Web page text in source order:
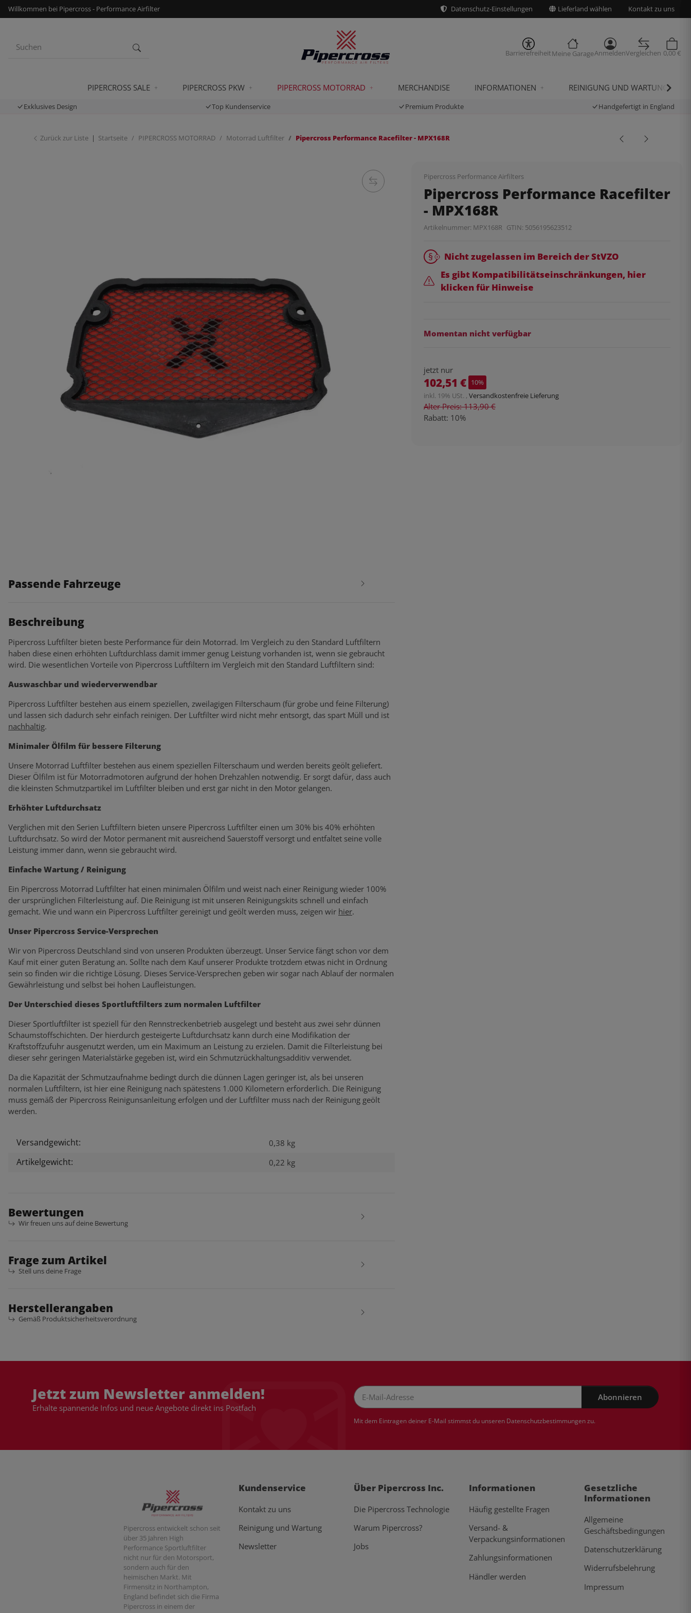
Willkommen bei Pipercross - Performance Airfilter Datenschutz-Einstellungen Lieferland wählen Kontakt zu uns
BarrierefreiheitMeine GarageAnmeldenVergleichen 0,00 €
PIPERCROSS SALE PIPERCROSS PKW PIPERCROSS MOTORRAD MERCHANDISE INFORMATIONEN REINIGUNG UND WARTUNG
Exklusives Design Top Kundenservice Premium Produkte Handgefertigt in England
Zurück zur Liste Startseite PIPERCROSS MOTORRAD Motorrad Luftfilter Pipercross Performance Racefilter - MPX168R
Pipercross Performance Airfilters
Pipercross Performance Racefilter
- MPX168R
Artikelnummer: MPX168R GTIN: 5056195623512
Nicht zugelassen im Bereich der StVZO
Es gibt Kompatibilitätseinschränkungen, hier
klicken für Hinweise
Momentan nicht verfügbar
jetzt nur
102,51 € 10%
inkl. 19% USt. , Versandkostenfreie Lieferung
Alter Preis: 113,90 €
Rabatt: 10%
Passende Fahrzeuge
Beschreibung
Pipercross Luftfilter bieten beste Performance für dein Motorrad. Im Vergleich zu den Standard Luftfiltern
haben diese einen erhöhten Luftdurchlass damit immer genug Leistung vorhanden ist, wenn sie gebraucht
wird. Die wesentlichen Vorteile von Pipercross Luftfiltern im Vergleich mit den Standard Luftfiltern sind:
Auswaschbar und wiederverwendbar
Pipercross Luftfilter bestehen aus einem speziellen, zweilagigen Filterschaum (für grobe und feine Filterung)
und lassen sich dadurch sehr einfach reinigen. Der Luftfilter wird nicht mehr entsorgt, das spart Müll und ist
nachhaltig.
Minimaler Ölfilm für bessere Filterung
Unsere Motorrad Luftfilter bestehen aus einem speziellen Filterschaum und werden bereits geölt geliefert.
Dieser Ölfilm ist für Motorradmotoren aufgrund der hohen Drehzahlen notwendig. Er sorgt dafür, dass auch
die kleinsten Schmutzpartikel im Luftfilter bleiben und erst gar nicht in den Motor gelangen.
Erhöhter Luftdurchsatz
Verglichen mit den Serien Luftfiltern bieten unsere Pipercross Luftfilter einen um 30% bis 40% erhöhten
Luftdurchsatz. So wird der Motor permanent mit ausreichend Sauerstoff versorgt und entfaltet seine volle
Leistung immer dann, wenn sie gebraucht wird.
Einfache Wartung / Reinigung
Ein Pipercross Motorrad Luftfilter hat einen minimalen Ölfilm und weist nach einer Reinigung wieder 100%
der ursprünglichen Filterleistung auf. Die Reinigung ist mit unseren Reinigungskits schnell und einfach
gemacht. Wie und wann ein Pipercross Luftfilter gereinigt und geölt werden muss, zeigen wir hier.
Unser Pipercross Service-Versprechen
Wir von Pipercross Deutschland sind von unseren Produkten überzeugt. Unser Service fängt schon vor dem
Kauf mit einer guten Beratung an. Sollte nach dem Kauf unserer Produkte trotzdem etwas nicht in Ordnung
sein so finden wir die richtige Lösung. Dieses Service-Versprechen geben wir sogar nach Ablauf der normalen
Gewährleistung und selbst bei hohen Laufleistungen.
Der Unterschied dieses Sportluftfilters zum normalen Luftfilter
Dieser Sportluftfilter ist speziell für den Rennstreckenbetrieb ausgelegt und besteht aus zwei sehr dünnen
Schaumstoffschichten. Der hierdurch gesteigerte Luftdurchsatz kann durch eine Modifikation der
Kraftstoffzufuhr ausgenutzt werden, um ein Maximum an Leistung zu erzielen. Damit die Filterleistung bei
dieser sehr geringen Materialstärke gegeben ist, wird ein Schmutzrückhaltungsadditiv verwendet.
Da die Kapazität der Schmutzaufnahme bedingt durch die dünnen Lagen geringer ist, als bei unseren
normalen Luftfiltern, ist hier eine Reinigung nach spätestens 1.000 Kilometern erforderlich. Die Reinigung
muss gemäß der Pipercross Reinigunsanleitung erfolgen und der Luftfilter muss nach der Reinigung geölt
werden.
Produkteigenschaft
Wert
Versandgewicht: 0,38 kg
Artikelgewicht: 0,22 kg
Bewertungen
Wir freuen uns auf deine Bewertung
Frage zum Artikel
Stell uns deine Frage
Herstellerangaben
Gemäß Produktsicherheitsverordnung
Jetzt zum Newsletter anmelden!
Erhalte spannende Infos und neue Angebote direkt ins Postfach
Abonnieren
Mit dem Eintragen deiner E-Mail stimmst du unseren Datenschutzbestimmungenzu.
Pipercross entwickelt schon seit
über 35 Jahren High
Performance Sportluftfilter
nicht nur für den Motorsport,
sondern auch für den
heimischen Markt. Mit
Firmensitz in Northampton,
England befindet sich die Firma
Pipercross in einem der
Kundenservice
Kontakt zu uns
Reinigung und Wartung
Newsletter
Über Pipercross Inc.
Die Pipercross Technologie
Warum Pipercross?
Jobs
Informationen
Häufig gestellte Fragen
Versand- &
Verpackungsinformationen
Zahlungsinformationen
Händler werden
Gesetzliche
Informationen
Allgemeine
Geschäftsbedingungen
Datenschutzerklärung
Widerrufsbelehrung
Impressum